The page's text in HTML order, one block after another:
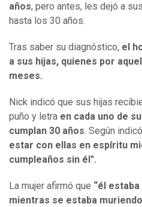
años, pero antes, les dejó a
hasta los 30 años.
Tras saber su diagnóstico, el
a sus hijas, quienes por
meses.
Nick indicó que sus hijas
puño y letra en cada uno de
cumplan 30 años. Según
estar con ellas en espíritu
cumpleaños sin él".
La mujer afirmó que “él
mientras se estaba